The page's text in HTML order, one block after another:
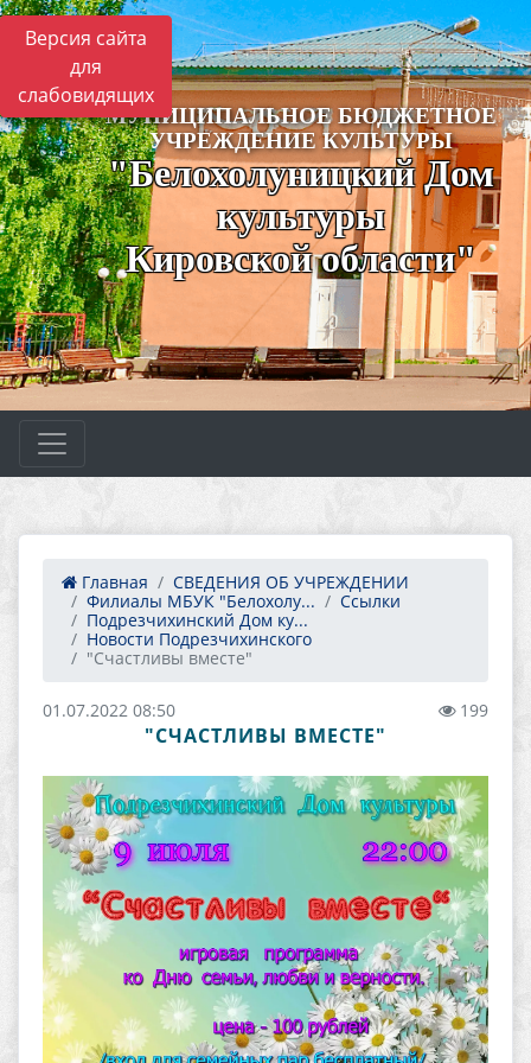
Версия сайта
для
слабовидящих
МУНИЦИПАЛЬНОЕ БЮДЖЕТНОЕ
УЧРЕЖДЕНИЕ КУЛЬТУРЫ
"Белохолуницкий Дом
культуры
Кировской области"
Главная
СВЕДЕНИЯ ОБ УЧРЕЖДЕНИИ
Филиалы МБУК "Белохолу...
Ссылки
Подрезчихинский Дом ку...
Новости Подрезчихинского
"Счастливы вместе"
01.07.2022 08:50 199
"СЧАСТЛИВЫ ВМЕСТЕ"